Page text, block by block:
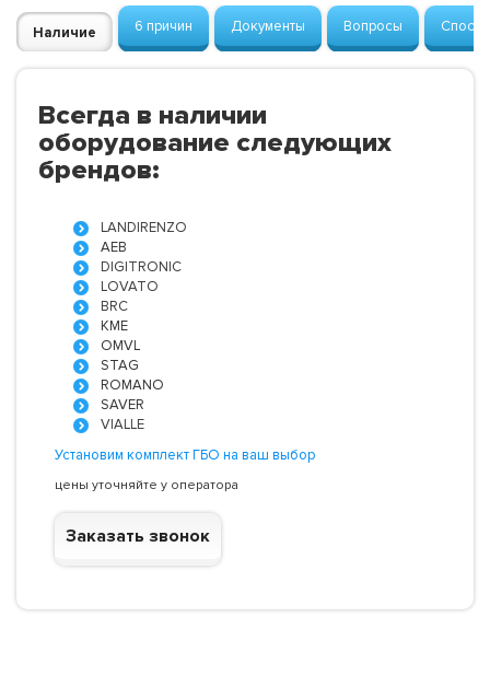
Наличие 6 причин Документы Вопросы
Всегда в наличии
оборудование следующих
брендов:
LANDIRENZO
AEB
DIGITRONIC
LOVATO
BRC
KME
OMVL
STAG
ROMANO
SAVER
VIALLE
Установим комплект ГБО на ваш выбор
цены уточняйте у оператора
Заказать звонок